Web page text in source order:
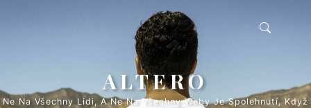
ALTERO
Ne Na Všechny Lidi, A Ne Na Všechny Weby Je Spolehnutí, Když